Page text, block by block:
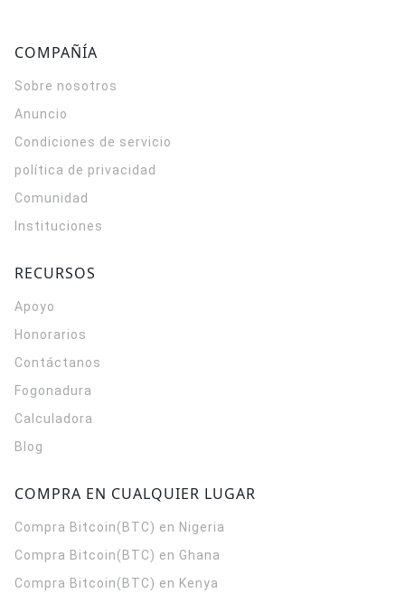
COMPAÑÍA
Sobre nosotros
Anuncio
Condiciones de servicio
política de privacidad
Comunidad
Instituciones
RECURSOS
Apoyo
Honorarios
Contáctanos
Fogonadura
Calculadora
Blog
COMPRA EN CUALQUIER LUGAR
Compra Bitcoin(BTC) en Nigeria
Compra Bitcoin(BTC) en Ghana
Compra Bitcoin(BTC) en Kenya